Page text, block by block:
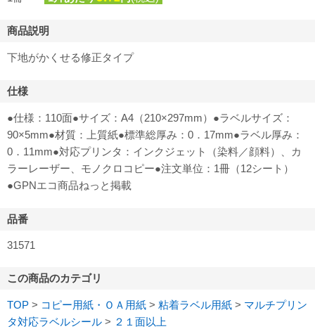
商品説明
下地がかくせる修正タイプ
仕様
●仕様：110面●サイズ：A4（210×297mm）●ラベルサイズ：
90×5mm●材質：上質紙●標準総厚み：0．17mm●ラベル厚み：
0．11mm●対応プリンタ：インクジェット（染料／顔料）、カ
ラーレーザー、モノクロコピー●注文単位：1冊（12シート）
●GPNエコ商品ねっと掲載
品番
31571
この商品のカテゴリ
TOP > コピー用紙・ＯＡ用紙 > 粘着ラベル用紙 > マルチプリン
タ対応ラベルシール > ２１面以上